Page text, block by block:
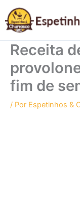
para
conteúdo
Receita
fim de
/ Por Espetinhos &